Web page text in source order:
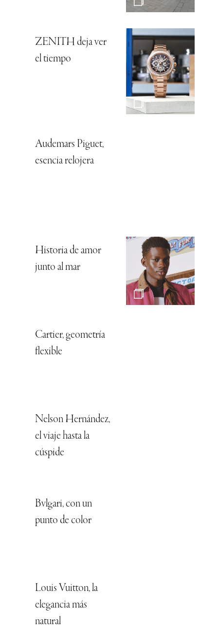
ZENITH deja ver
el tiempo
Audemars Piguet,
esencia relojera
Historia de amor
junto al mar
Cartier, geometría
flexible
Nelson Hernández,
el viaje hasta la
cúspide
Bvlgari, con un
punto de color
Louis Vuitton, la
elegancia más
natural